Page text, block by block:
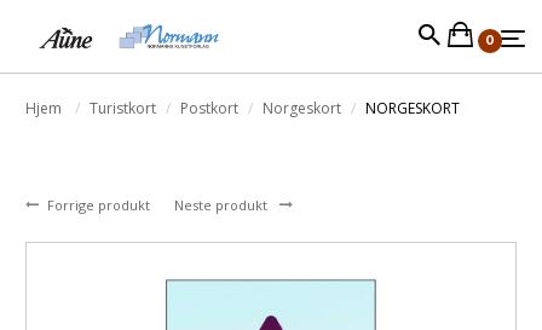
0
Hjem Turistkort Postkort Norgeskort NORGESKORT
Forrige produkt Neste produkt